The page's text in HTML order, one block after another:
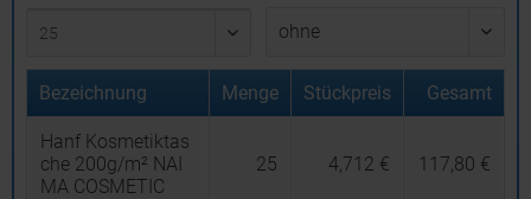
Bezeichnung Menge Stückpreis Gesamt
Hanf Kosmetiktas
che 200g/m² NAI
MA COSMETIC
25 4,712 € 117,80 €